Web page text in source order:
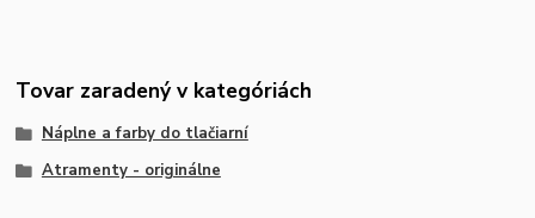
Tovar zaradený v kategóriách
Náplne a farby do tlačiarní
Atramenty - originálne